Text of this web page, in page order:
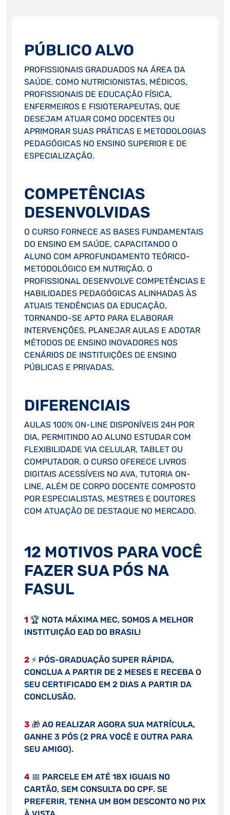
PÚBLICO ALVO
PROFISSIONAIS GRADUADOS NA ÁREA DA
SAÚDE, COMO NUTRICIONISTAS, MÉDICOS,
PROFISSIONAIS DE EDUCAÇÃO FÍSICA,
ENFERMEIROS E FISIOTERAPEUTAS, QUE
DESEJAM ATUAR COMO DOCENTES OU
APRIMORAR SUAS PRÁTICAS E METODOLOGIAS
PEDAGÓGICAS NO ENSINO SUPERIOR E DE
ESPECIALIZAÇÃO.
COMPETÊNCIAS
DESENVOLVIDAS
O CURSO FORNECE AS BASES FUNDAMENTAIS
DO ENSINO EM SAÚDE, CAPACITANDO O
ALUNO COM APROFUNDAMENTO TEÓRICO-
METODOLÓGICO EM NUTRIÇÃO. O
PROFISSIONAL DESENVOLVE COMPETÊNCIAS E
HABILIDADES PEDAGÓGICAS ALINHADAS ÀS
ATUAIS TENDÊNCIAS DA EDUCAÇÃO,
TORNANDO-SE APTO PARA ELABORAR
INTERVENÇÕES, PLANEJAR AULAS E ADOTAR
MÉTODOS DE ENSINO INOVADORES NOS
CENÁRIOS DE INSTITUIÇÕES DE ENSINO
PÚBLICAS E PRIVADAS.
DIFERENCIAIS
AULAS 100% ON-LINE DISPONÍVEIS 24H POR
DIA, PERMITINDO AO ALUNO ESTUDAR COM
FLEXIBILIDADE VIA CELULAR, TABLET OU
COMPUTADOR. O CURSO OFERECE LIVROS
DIGITAIS ACESSÍVEIS NO AVA, TUTORIA ON-
LINE, ALÉM DE CORPO DOCENTE COMPOSTO
POR ESPECIALISTAS, MESTRES E DOUTORES
COM ATUAÇÃO DE DESTAQUE NO MERCADO.
12 MOTIVOS PARA VOCÊ
FAZER SUA PÓS NA
FASUL
1 🏆 NOTA MÁXIMA MEC, SOMOS A MELHOR
INSTITUIÇÃO EAD DO BRASIL!
2⚡ PÓS-GRADUAÇÃO SUPER RÁPIDA,
CONCLUA A PARTIR DE 2 MESES E RECEBA O
SEU CERTIFICADO EM 2 DIAS A PARTIR DA
CONCLUSÃO.
3 🎁 AO REALIZAR AGORA SUA MATRÍCULA,
GANHE 3 PÓS (2 PRA VOCÊ E OUTRA PARA
SEU AMIGO).
4📅 PARCELE EM ATÉ 18X IGUAIS NO
CARTÃO, SEM CONSULTA DO CPF. SE
PREFERIR, TENHA UM BOM DESCONTO NO PIX